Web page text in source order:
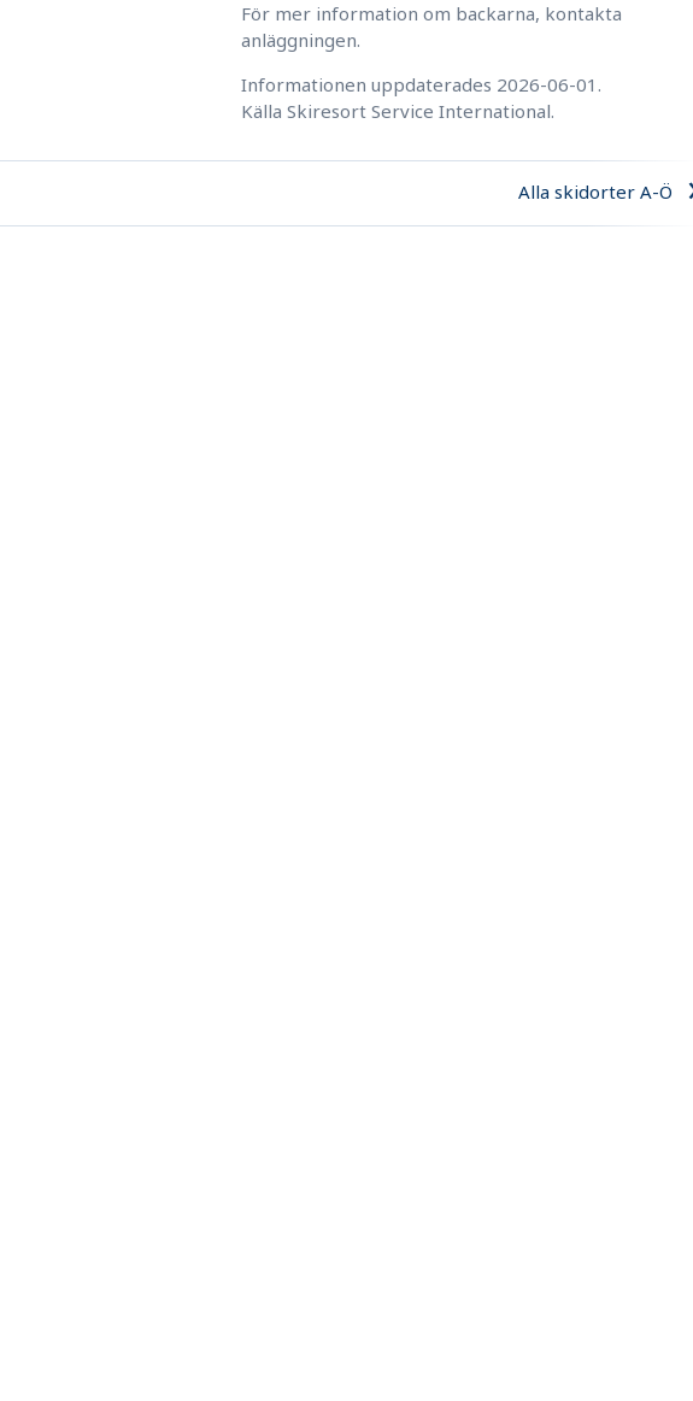
För mer information om backarna, kontakta
anläggningen.
Informationen uppdaterades 2026-06-01 .
KällaSkiresort Service International.
Alla skidorter A-Ö